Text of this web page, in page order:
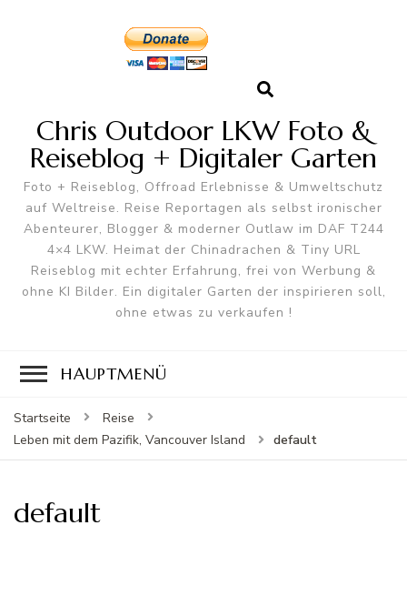
Chris Outdoor LKW Foto &
Reiseblog + Digitaler Garten
Foto + Reiseblog, Offroad Erlebnisse & Umweltschutz
auf Weltreise. Reise Reportagen als selbst ironischer
Abenteurer, Blogger & moderner Outlaw im DAF T244
4×4 LKW. Heimat der Chinadrachen & Tiny URL
Reiseblog mit echter Erfahrung, frei von Werbung &
ohne KI Bilder. Ein digitaler Garten der inspirieren soll,
ohne etwas zu verkaufen !
HAUPTMENÜ
Startseite
Reise
Leben mit dem Pazifik, Vancouver Island
default
default